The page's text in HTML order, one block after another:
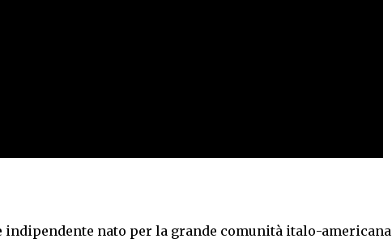
indipendente nato per la grande comunità italo-americana